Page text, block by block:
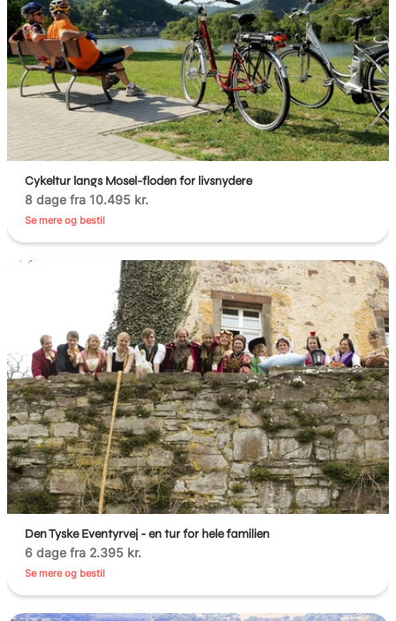
Cykeltur langs Mosel-floden for livsnydere
8 dage fra 10.495 kr.
Se mere og bestil
Den Tyske Eventyrvej - en tur for hele familien
6 dage fra 2.395 kr.
Se mere og bestil